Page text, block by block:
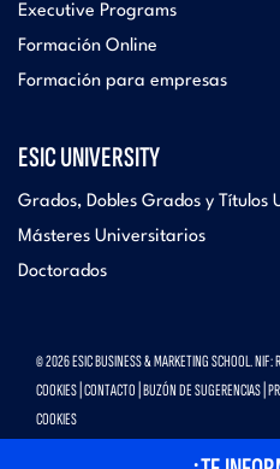
Executive Programs
Formación Online
Formación para empresas
ESIC UNIVERSITY
Grados, Dobles Grados y Títulos
Másteres Universitarios
Doctorados
© 2026 ESIC BUSINESS & MARKETING SCHOOL. NIF:
COOKIES CONTACTO BUZÓN DE SUGERENCIAS
COOKIES